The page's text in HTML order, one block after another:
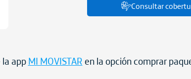
Consultar
app MI MOVISTAR en la opción comprar